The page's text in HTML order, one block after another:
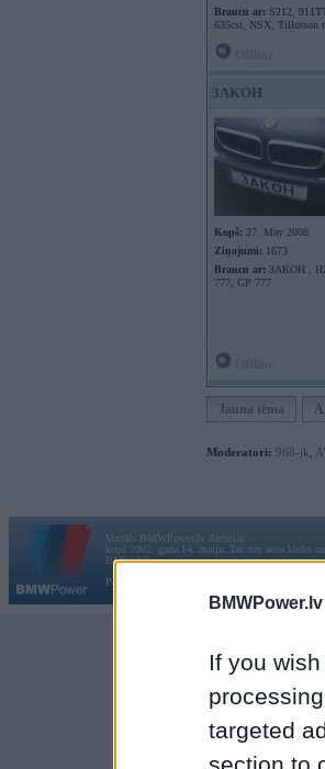
BMWPower.lv
If you
targeted
Braucu ar: S212,
635csi, NSX, Tillotson
3AKOH
Kopš: 27. May 2008
Ziņojumi: 1673
Braucu ar: 3AKOH ,
777, GP 777
Jauna tēma
Moderatori: 968-jk
Vortāls BMWPower.lv darbojas
kopš 2002. gada 14. maija. Tas nav auto klubs
BMW AG.
Par BMWPower